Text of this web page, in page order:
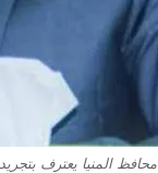
محافظ المنيا يعترف